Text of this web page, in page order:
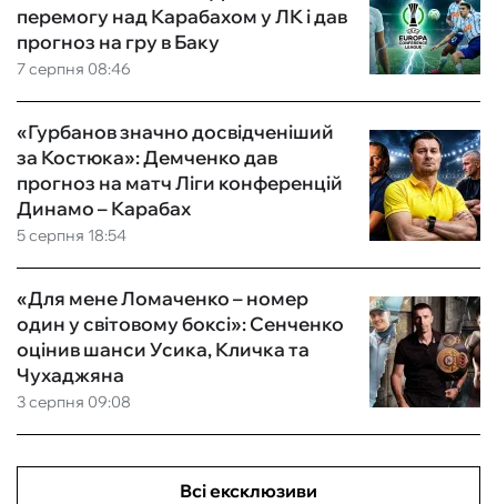
7 серпня 08:46
перемогу над Карабахом у ЛК і дав
прогноз на гру в Баку
5 серпня 18:54
«Гурбанов значно досвідченіший
за Костюка»: Демченко дав
прогноз на матч Ліги конференцій
Динамо – Карабах
3 серпня 09:08
«Для мене Ломаченко – номер
один у світовому боксі»: Сенченко
оцінив шанси Усика, Кличка та
Чухаджяна
Всі ексклюзиви